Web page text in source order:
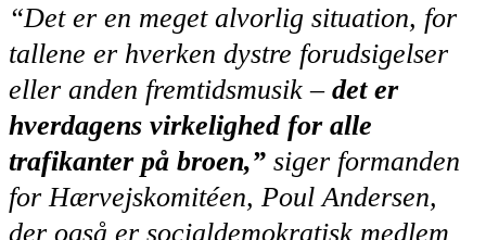
“Det er en meget alvorlig situation, for
tallene er hverken dystre forudsigelser
eller anden fremtidsmusik – det er
hverdagens virkelighed for alle
trafikanter på broen,” siger formanden
for Hærvejskomitéen, Poul Andersen,
der også er socialdemokratisk medlem